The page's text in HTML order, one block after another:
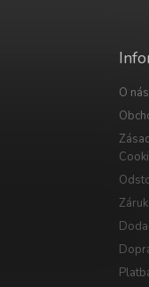
O nás